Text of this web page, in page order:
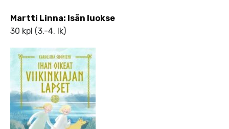
Martti Linna: Isän luokse
30 kpl (3.-4. lk)